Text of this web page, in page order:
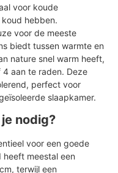
voor koude
hebben.
voor de meeste
biedt tussen warmte en
nature snel warm heeft,
aan te raden. Deze
perfect voor
slaapkamer.
nodig?
voor een goede
heeft meestal een
terwijl een